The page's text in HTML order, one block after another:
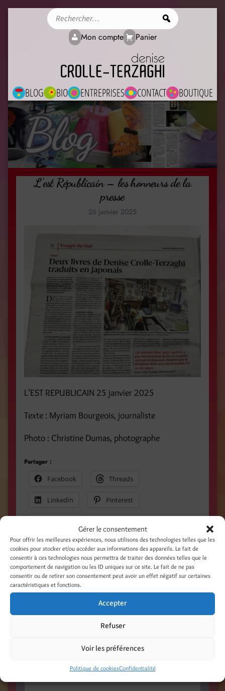
Gérer le consentement
Pour offrir les meilleures expériences, nous utilisons des technologies telles que les
cookies pour stocker et/ou accéder aux informations des appareils. Le fait de
consentir à ces technologies nous permettra de traiter des données telles que le
comportement de navigation ou les ID uniques sur ce site. Le fait de ne pas
consentir ou de retirer son consentement peut avoir un effet négatif sur certaines
caractéristiques et fonctions.
Accepter
Refuser
Voir les préférences
Politique de cookiesConfidentialité
BLOG BIO ENTREPRISES CONTACT BOUTIQUE
Mon compte Panier
Blog
L’est Républicain – les honneurs de la
presse
26 janvier 2025
L’EST REPUBLICAIN 25 janvier 2025
Texte : Myriam Bourgeois, journaliste
Photo : Christine Dumas, photographe
Partager :
Facebook
Threads
LinkedIn Pinterest
Catégories
On en parle ! Presse - Web - TV
Laisser un commentaire
Votre adresse e-mail ne sera pas publiée.